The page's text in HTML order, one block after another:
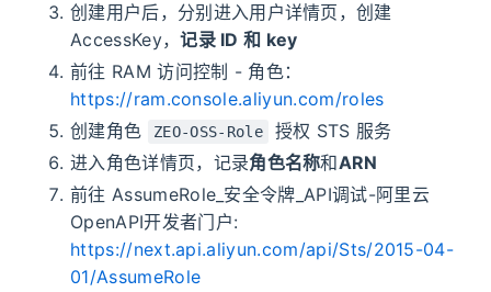
创建用户后，分别进入用户详情页，创建
AccessKey，记录 ID 和 key
前往 RAM 访问控制 - 角色：
https://ram.console.aliyun.com/roles
创建角色
ZEO-OSS-Role
授权 STS 服务
进入角色详情页，记录角色名称和ARN
前往 AssumeRole_安全令牌_API调试-阿里云
OpenAPI开发者门户:
https://next.api.aliyun.com/api/Sts/2015-04-
01/AssumeRole